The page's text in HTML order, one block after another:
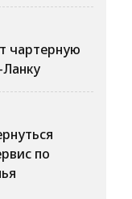
чартерную
по